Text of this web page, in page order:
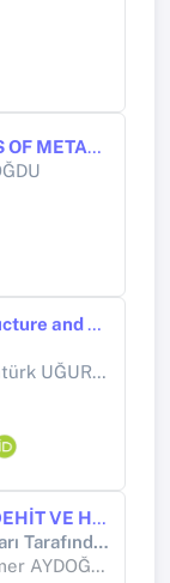
CRYSTAL STRUCTURES OF METAL CYANOBENZOATE COMPLEXES
Syntheses, Crystal Structure and Theoretical Properties of Schiff Bases Obtained from Isoniazid and Pyridine‐2‐, 3‐, 4‐Carboxaldehyde and Their Zinc(II) Complexes
Ömer AYDOĞDU, Güventürk UĞURLU, Hacali NECEFOĞLU,
PİRİDİNKARBOKSİ ALDEHİT VE HİDRAZİD TÜREVLERİNDEN SCHİFF BAZLARI VE GEÇİŞ METAL KOMPLEKSLERİNİN SENTEZİ, SPEKTROSKOPİK, YAPISAL VE LİNEER OLMAYAN OPTİK ÖZELLİKLERİNİN DENEYSEL VE TEORİK OLARAK ARAŞTIRILMASI
Yükseköğretim Kurumları Tarafından Destekli Bilimsel Araştırma Projesi (Yükseköğretim Kurumları tarafından destekli bilimsel araştırma projesi)
Güventürk UĞURLU, Ömer AYDOĞDU